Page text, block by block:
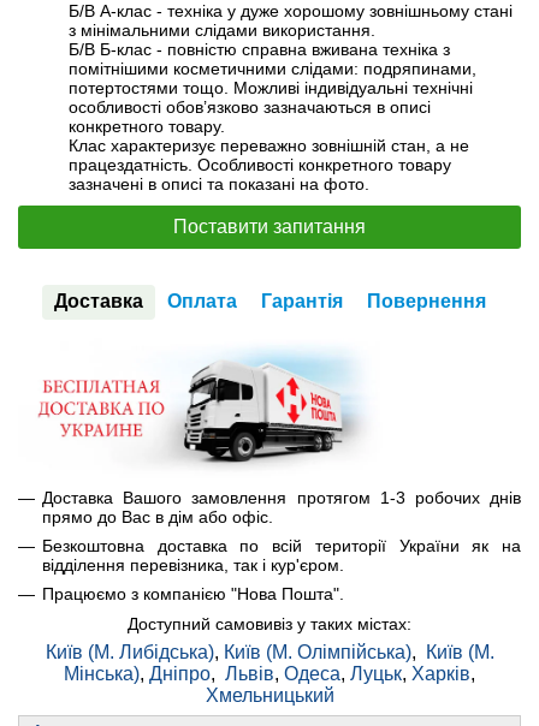
Б/В А-клас - техніка у дуже хорошому зовнішньому стані
з мінімальними слідами використання.
Б/В Б-клас - повністю справна вживана техніка з
помітнішими косметичними слідами: подряпинами,
потертостями тощо. Можливі індивідуальні технічні
особливості обов’язково зазначаються в описі
конкретного товару.
Клас характеризує переважно зовнішній стан, а не
працездатність. Особливості конкретного товару
зазначені в описі та показані на фото.
Поставити запитання
Доставка Оплата Гарантія Повернення
Доставка Вашого замовлення протягом 1-3 робочих днів
прямо до Вас в дім або офіс.
Безкоштовна доставка по всій території України як на
відділення перевізника, так і кур'єром.
Працюємо з компанією "Нова Пошта".
Доступний самовивіз у таких містах:
Київ (М. Либідська), Київ (М. Олімпійська),
Київ (М.
Мінська), Дніпро, Львів, Одеса, Луцьк, Харків,
Хмельницький